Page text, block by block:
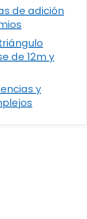
de adición
de 12m y
y